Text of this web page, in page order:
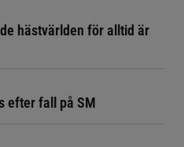
hästvärlden för alltid är
efter fall på SM